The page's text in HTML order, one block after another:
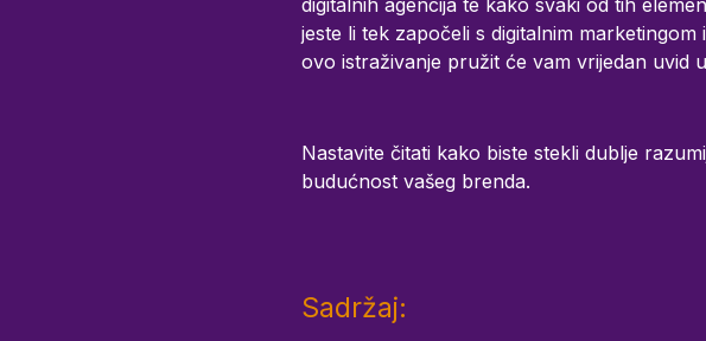
jeste li tek započeli s digitalnim
ovo istraživanje pružit će vam vrijedan uvid
Nastavite čitati kako biste stekli dublje
budućnost vašeg brenda.
Sadržaj: